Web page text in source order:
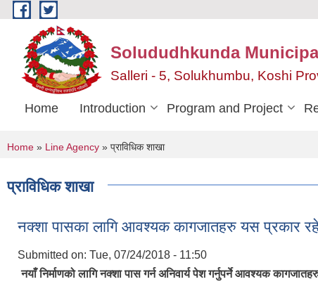
Skip to main content
Solududhkunda
Salleri - 5, Solukhumbu, Koshi
Home Introduction Program and Project
You are here
Home » Line Agency » प्राविधिक शाखा
प्राविधिक शाखा
नक्शा पासका लागि आवश्यक कागजातहरु यस प्रकार
Submitted on: Tue, 07/24/2018 - 11:50
नयाँ निर्माणको लागि नक्शा पास गर्न अनिवार्य पेश गर्नुपर्ने आवश्यक